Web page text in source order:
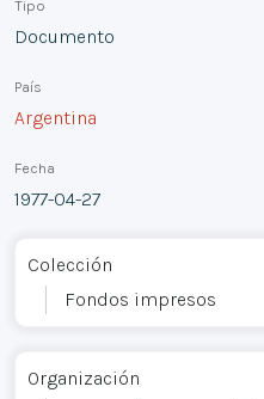
Tipo
Documento
País
Argentina
Fecha
1977-04-27
Colección
Fondos impresos
Organización